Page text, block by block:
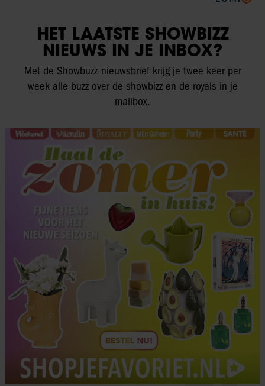
HET LAATSTE SHOWBIZZ
NIEUWS IN JE INBOX?
Met de Showbuzz-nieuwsbrief krijg je twee keer per
week alle buzz over de showbizz en de royals in je
mailbox.